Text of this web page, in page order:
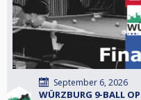
September 6, 2026
WÜRZBURG 9-BALL